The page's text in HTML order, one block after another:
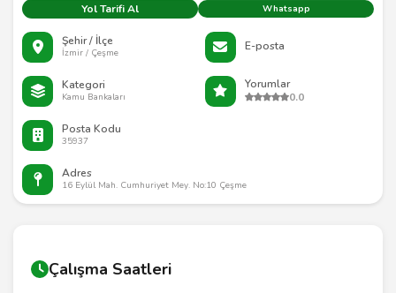
Yol Tarifi Al Whatsapp
Şehir / İlçe
İzmir / Çeşme E-posta
Kategori
Kamu Bankaları
Yorumlar
0.0
Posta Kodu
35937
Adres
16 Eylül Mah. Cumhuriyet Mey. No:10 Çeşme
Çalışma Saatleri